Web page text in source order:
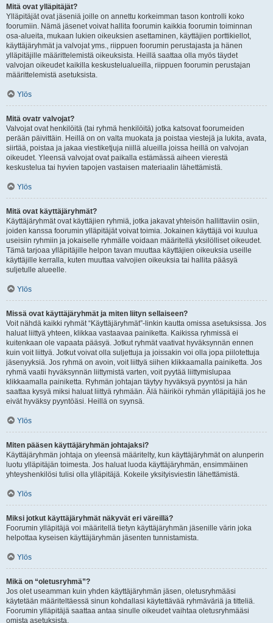
Mitä ovat ylläpitäjät?
Ylläpitäjät ovat jäseniä joille on annettu korkeimman tason kontrolli koko
foorumiin. Nämä jäsenet voivat hallita foorumin kaikkia foorumin toiminnan
osa-alueita, mukaan lukien oikeuksien asettaminen, käyttäjien porttikiellot,
käyttäjäryhmät ja valvojat yms., riippuen foorumin perustajasta ja hänen
ylläpitäjille määrittelemistä oikeuksista. Heillä saattaa olla myös täydet
valvojan oikeudet kaikilla keskustelualueilla, riippuen foorumin perustajan
määrittelemistä asetuksista.
Ylös
Mitä ovatr valvojat?
Valvojat ovat henkilöitä (tai ryhmä henkilöitä) jotka katsovat foorumeiden
perään päivittäin. Heillä on on valta muokata ja poistaa viestejä ja lukita, avata,
siirtää, poistaa ja jakaa viestiketjuja niillä alueilla joissa heillä on valvojan
oikeudet. Yleensä valvojat ovat paikalla estämässä aiheen vierestä
keskustelua tai hyvien tapojen vastaisen materiaalin lähettämistä.
Ylös
Mitä ovat käyttäjäryhmät?
Käyttäjäryhmät ovat käyttäjien ryhmiä, jotka jakavat yhteisön hallittaviin osiin,
joiden kanssa foorumin ylläpitäjät voivat toimia. Jokainen käyttäjä voi kuulua
useisiin ryhmiin ja jokaiselle ryhmälle voidaan määritellä yksilölliset oikeudet.
Tämä tarjoaa ylläpitäjille helpon tavan muuttaa käyttäjien oikeuksia useille
käyttäjille kerralla, kuten muuttaa valvojien oikeuksia tai hallita pääsyä
suljetulle alueelle.
Ylös
Missä ovat käyttäjäryhmät ja miten liityn sellaiseen?
Voit nähdä kaikki ryhmät “Käyttäjäryhmät”-linkin kautta omissa asetuksissa. Jos
haluat liittyä yhteen, klikkaa vastaavaa painiketta. Kaikissa ryhmissä ei
kuitenkaan ole vapaata pääsyä. Jotkut ryhmät vaativat hyväksynnän ennen
kuin voit liittyä. Jotkut voivat olla suljettuja ja joissakin voi olla jopa piilotettuja
jäsenyyksiä. Jos ryhmä on avoin, voit liittyä siihen klikkaamalla painiketta. Jos
ryhmä vaatii hyväksynnän liittymistä varten, voit pyytää liittymislupaa
klikkaamalla painiketta. Ryhmän johtajan täytyy hyväksyä pyyntösi ja hän
saattaa kysyä miksi haluat liittyä ryhmään. Älä häiriköi ryhmän ylläpitäjiä jos he
eivät hyväksy pyyntöäsi. Heillä on syynsä.
Ylös
Miten pääsen käyttäjäryhmän johtajaksi?
Käyttäjäryhmän johtaja on yleensä määritelty, kun käyttäjäryhmät on alunperin
luotu ylläpitäjän toimesta. Jos haluat luoda käyttäjäryhmän, ensimmäinen
yhteyshenkilösi tulisi olla ylläpitäjä. Kokeile yksityisviestin lähettämistä.
Ylös
Miksi jotkut käyttäjäryhmät näkyvät eri väreillä?
Foorumin ylläpitäjä voi määritellä tietyn käyttäjäryhmän jäsenille värin joka
helpottaa kyseisen käyttäjäryhmän jäsenten tunnistamista.
Ylös
Mikä on “oletusryhmä”?
Jos olet useamman kuin yhden käyttäjäryhmän jäsen, oletusryhmääsi
käytetään määriteltäessä sinun kohdallasi käytettävää ryhmäväriä ja titteliä.
Foorumin ylläpitäjä saattaa antaa sinulle oikeudet vaihtaa oletusryhmääsi
omista asetuksista.